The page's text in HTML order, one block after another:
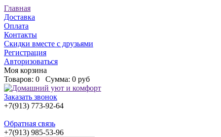
Главная
Доставка
Оплата
Контакты
Скидки вместе с друзьями
Регистрация
Авторизоваться
Моя корзина
Товаров: 0 Сумма: 0 руб
Заказать звонок
+7(913) 773-92-64
Обратная связь
+7(913) 985-53-96